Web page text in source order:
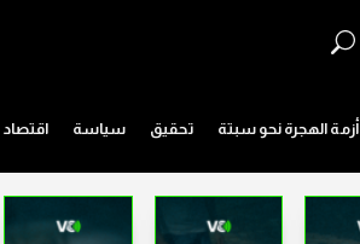
أزمة الهجرة نحو سبتة تحقيق سياسة اقتصاد